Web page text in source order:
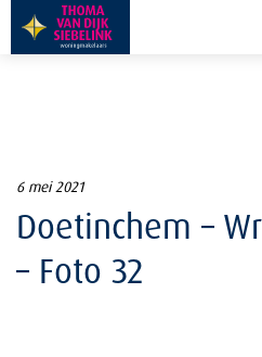
6 mei 2021
Doetinchem –
– Foto 32